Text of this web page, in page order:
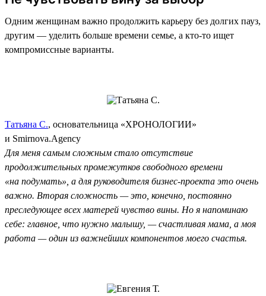
Одним женщинам важно продолжить карьеру без долгих пауз,
другим — уделить больше времени семье, а кто-то ищет
компромиссные варианты.
Татьяна С., основательница «ХРОНОЛОГИИ»
и Smirnova.Agency
Для меня самым сложным стало отсутствие
продолжительных промежутков свободного времени
«на подумать», а для руководителя бизнес-проекта это очень
важно. Вторая сложность — это, конечно, постоянно
преследующее всех матерей чувство вины. Но я напоминаю
себе: главное, что нужно малышу, — счастливая мама, а моя
работа — один из важнейших компонентов моего счастья.